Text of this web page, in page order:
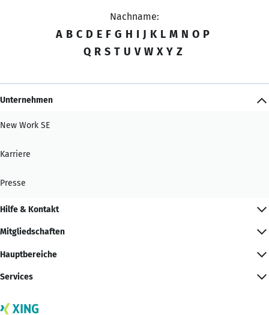
Nachname:
A B C D E F G H I J K L M N O P
Q R S T U V W X Y Z
Unternehmen
New Work SE
Karriere
Presse
Hilfe & Kontakt
Mitgliedschaften
Hauptbereiche
Services